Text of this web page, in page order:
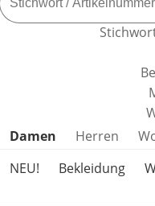
Produktkategorien
Damen Herren
NEU!
Bekleidung